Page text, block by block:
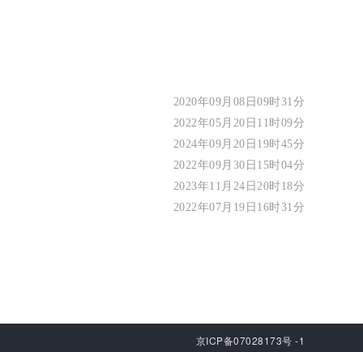
2020年09月08日09时31分
2022年05月20日11时09分
2024年09月20日19时45分
2022年09月30日15时04分
2023年11月24日20时18分
2022年07月19日16时31分
京ICP备07028173号 -1